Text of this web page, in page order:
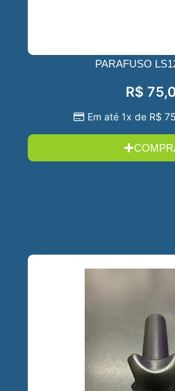
PARAFUSO
R$
Em até 1x de R$